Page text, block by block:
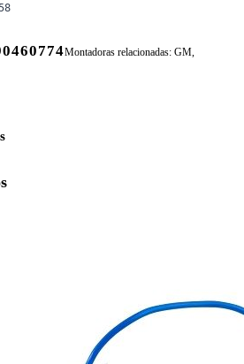
Montadoras relacionadas: GM,